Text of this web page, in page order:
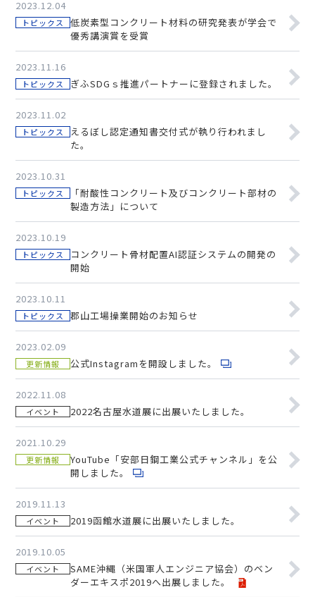
2023.12.04
トピックス
低炭素型コンクリート材料の研究発表が学会で
優秀講演賞を受賞
2023.11.16
トピックス ぎふSDGｓ推進パートナーに登録されました。
2023.11.02
トピックス
えるぼし認定通知書交付式が執り行われまし
た。
2023.10.31
トピックス
「耐酸性コンクリート及びコンクリート部材の
製造方法」について
2023.10.19
トピックス
コンクリート骨材配置AI認証システムの開発の
開始
2023.10.11
トピックス 郡山工場操業開始のお知らせ
2023.02.09
更新情報 公式Instagramを開設しました。
2022.11.08
イベント 2022名古屋水道展に出展いたしました。
2021.10.29
更新情報
YouTube「安部日鋼工業公式チャンネル」を公
開しました。
2019.11.13
イベント 2019函館水道展に出展いたしました。
2019.10.05
イベント
SAME沖縄（米国軍人エンジニア協会）のベン
ダーエキスポ2019へ出展しました。